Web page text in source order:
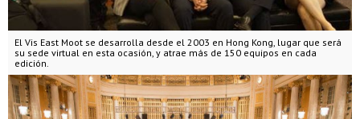
El Vis East Moot se desarrolla desde el 2003 en Hong Kong, lugar que será
su sede virtual en esta ocasión, y atrae más de 150 equipos en cada
edición.